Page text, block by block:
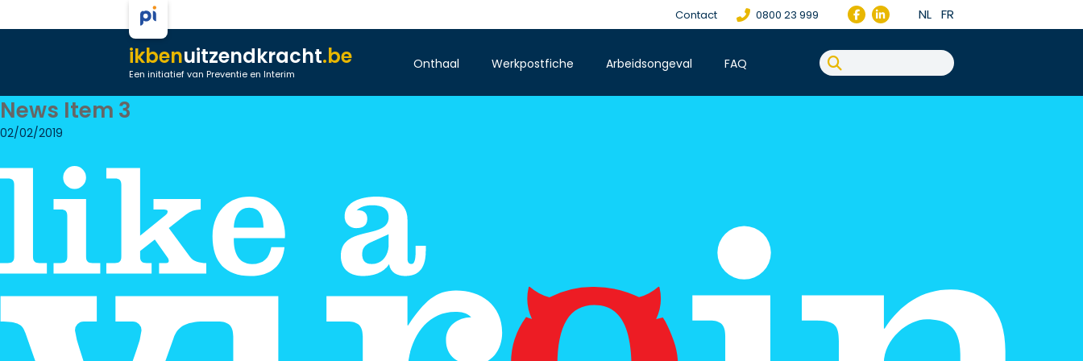
Contact 0800 23 999 NL FR
ikbenuitzendkracht.be
Een initiatief van Preventie en Interim
Onthaal Werkpostfiche Arbeidsongeval FAQ
News Item 3
02/02/2019